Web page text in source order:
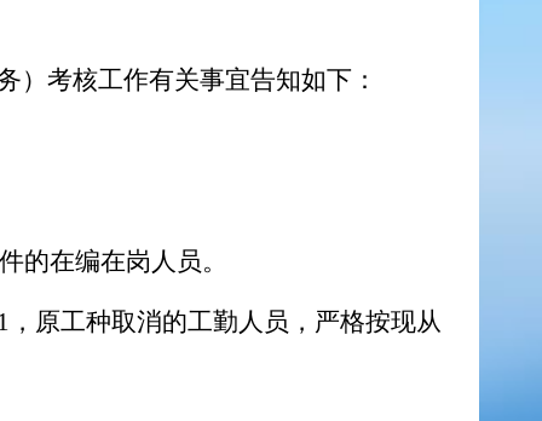
）考核工作有关事宜告知如下：
的在编在岗人员。
原工种取消的工勤人员，严格按现从